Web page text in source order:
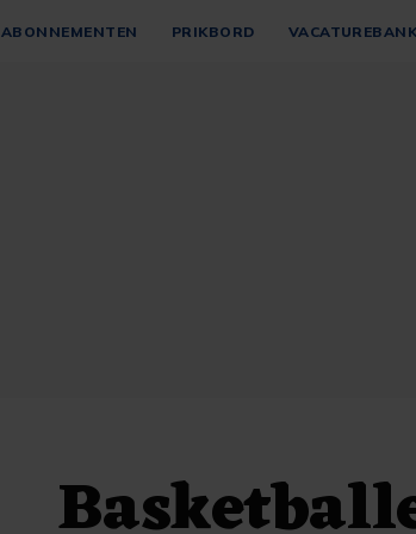
ABONNEMENTEN PRIKBORD VACATUREBANK